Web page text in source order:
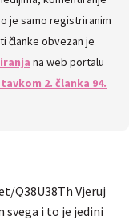
je samo registriranim
članke obvezan je
na web portalu
2. članka 94.
Q38U38Th Vjeruj
svega i to je jedini